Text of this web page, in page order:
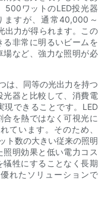
500ワットのLED投光器
ますが、通常40,000～
出力が得られます。この
る非常に明るいビームを
など、強力な照明が必
は、同等の光出力を持つ
器と比較して、消費電
現できることです。LED
を熱ではなく可視光に
ています。そのため、
ト数の大きい従来の照明
明効果と低い電力コス
犠牲にすることなく長期
れたソリューションで